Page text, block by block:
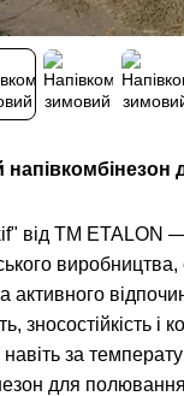
від TM ETALON
активного
зносостійкість
навіть за
для